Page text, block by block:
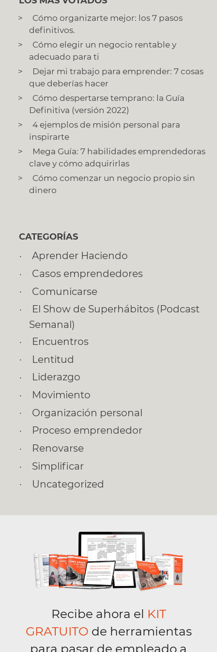
Cómo organizarte mejor: los 7 pasos
definitivos.
Cómo elegir un negocio rentable y
adecuado para ti
Dejar mi trabajo para emprender: 7 cosas
que deberías hacer
Cómo despertarse temprano: la Guía
Definitiva (versión 2022)
4 ejemplos de misión personal para
inspirarte
Mega Guía: 7 habilidades emprendedoras
clave y cómo adquirirlas
Cómo comenzar un negocio propio sin
dinero
CATEGORÍAS
Aprender Haciendo
Casos emprendedores
Comunicarse
El Show de Superhábitos (Podcast
Semanal)
Encuentros
Lentitud
Liderazgo
Movimiento
Organización personal
Proceso emprendedor
Renovarse
Simplificar
Uncategorized
Recibe ahora el KIT
GRATUITO de herramientas
para pasar de empleado a